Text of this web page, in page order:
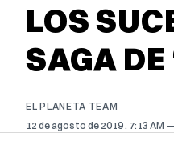
LOS
SAGA
EL PLANETA TEAM
12 de agosto de 2019 . 7:13 AM